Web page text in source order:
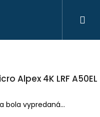
Alpex 4K LRF A50EL
bola vypredaná…